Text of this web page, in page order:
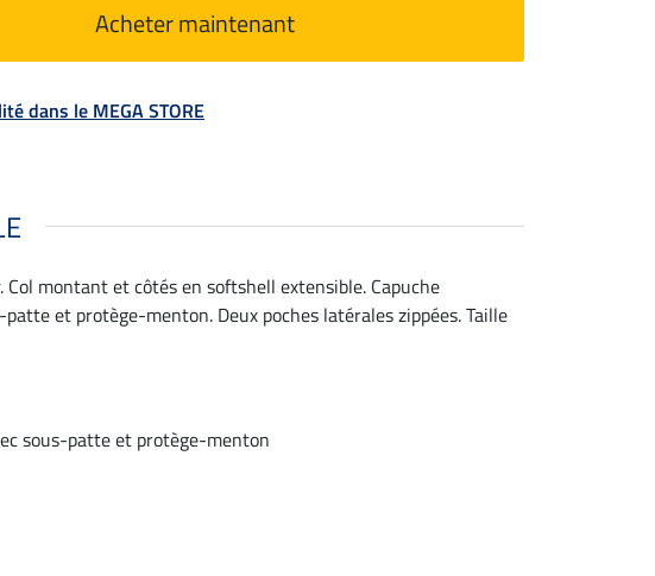
Acheter maintenant
dans le MEGA STORE
montant et côtés en softshell extensible. Capuche
et protège-menton. Deux poches latérales zippées. Taille
sous-patte et protège-menton